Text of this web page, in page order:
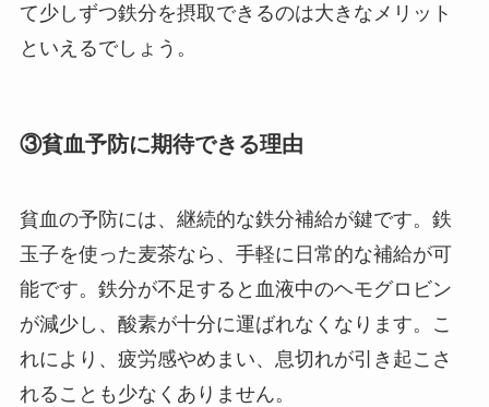
て少しずつ鉄分を摂取できるのは大きなメリット
といえるでしょう。
③貧血予防に期待できる理由
貧血の予防には、継続的な鉄分補給が鍵です。鉄
玉子を使った麦茶なら、手軽に日常的な補給が可
能です。鉄分が不足すると血液中のヘモグロビン
が減少し、酸素が十分に運ばれなくなります。こ
れにより、疲労感やめまい、息切れが引き起こさ
れることも少なくありません。